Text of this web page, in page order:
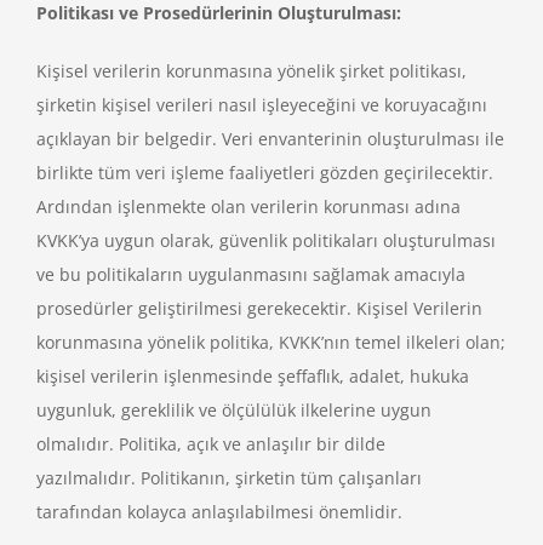
Politikası ve Prosedürlerinin Oluşturulması:
Kişisel verilerin korunmasına yönelik şirket politikası,
şirketin kişisel verileri nasıl işleyeceğini ve koruyacağını
açıklayan bir belgedir. Veri envanterinin oluşturulması ile
birlikte tüm veri işleme faaliyetleri gözden geçirilecektir.
Ardından işlenmekte olan verilerin korunması adına
KVKK’ya uygun olarak, güvenlik politikaları oluşturulması
ve bu politikaların uygulanmasını sağlamak amacıyla
prosedürler geliştirilmesi gerekecektir. Kişisel Verilerin
korunmasına yönelik politika, KVKK’nın temel ilkeleri olan;
kişisel verilerin işlenmesinde şeffaflık, adalet, hukuka
uygunluk, gereklilik ve ölçülülük ilkelerine uygun
olmalıdır. Politika, açık ve anlaşılır bir dilde
yazılmalıdır. Politikanın, şirketin tüm çalışanları
tarafından kolayca anlaşılabilmesi önemlidir.